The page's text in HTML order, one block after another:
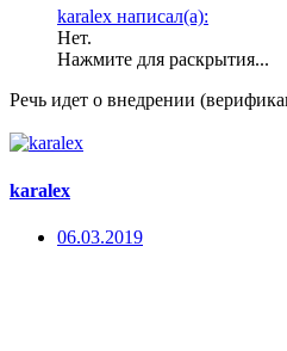
karalex написал(а):
Нет.
Нажмите для раскрытия...
Речь идет о внедрении
karalex
06.03.2019